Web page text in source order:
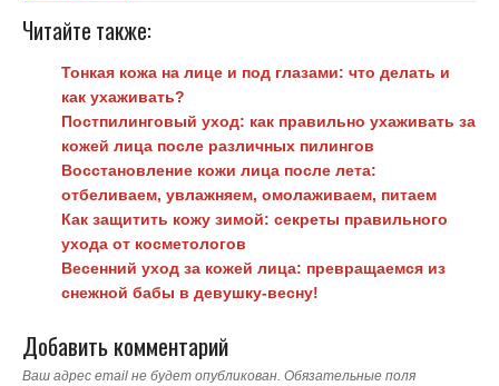
Читайте также:
Тонкая кожа на лице и под глазами: что делать и
как ухаживать?
Постпилинговый уход: как правильно ухаживать за
кожей лица после различных пилингов
Восстановление кожи лица после лета:
отбеливаем, увлажняем, омолаживаем, питаем
Как защитить кожу зимой: секреты правильного
ухода от косметологов
Весенний уход за кожей лица: превращаемся из
снежной бабы в девушку-весну!
Добавить комментарий
Ваш адрес email не будет опубликован. Обязательные поля